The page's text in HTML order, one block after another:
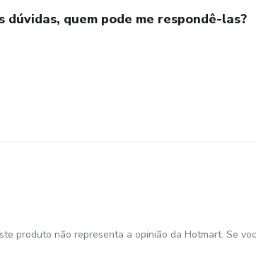
dúvidas, quem pode me respondê-las?
produto não representa a opinião da Hotmart. Se